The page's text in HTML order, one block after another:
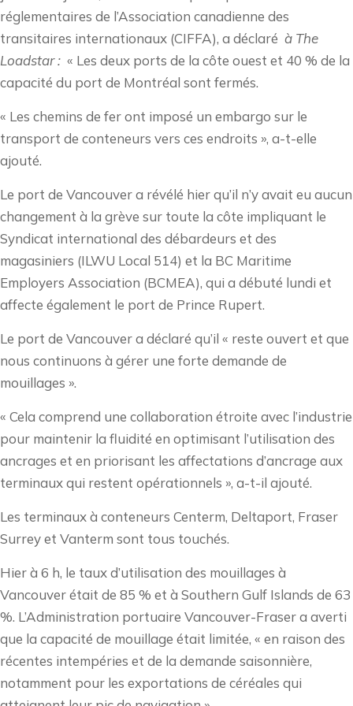
réglementaires de l’Association canadienne des
transitaires internationaux (CIFFA), a déclaré à The
Loadstar : « Les deux ports de la côte ouest et 40 % de la
capacité du port de Montréal sont fermés.
« Les chemins de fer ont imposé un embargo sur le
transport de conteneurs vers ces endroits », a-t-elle
ajouté.
Le port de Vancouver a révélé hier qu’il n’y avait eu aucun
changement à la grève sur toute la côte impliquant le
Syndicat international des débardeurs et des
magasiniers (ILWU Local 514) et la BC Maritime
Employers Association (BCMEA), qui a débuté lundi et
affecte également le port de Prince Rupert.
Le port de Vancouver a déclaré qu’il « reste ouvert et que
nous continuons à gérer une forte demande de
mouillages ».
« Cela comprend une collaboration étroite avec l’industrie
pour maintenir la fluidité en optimisant l’utilisation des
ancrages et en priorisant les affectations d’ancrage aux
terminaux qui restent opérationnels », a-t-il ajouté.
Les terminaux à conteneurs Centerm, Deltaport, Fraser
Surrey et Vanterm sont tous touchés.
Hier à 6 h, le taux d’utilisation des mouillages à
Vancouver était de 85 % et à Southern Gulf Islands de 63
%. L’Administration portuaire Vancouver-Fraser a averti
que la capacité de mouillage était limitée, « en raison des
récentes intempéries et de la demande saisonnière,
notamment pour les exportations de céréales qui